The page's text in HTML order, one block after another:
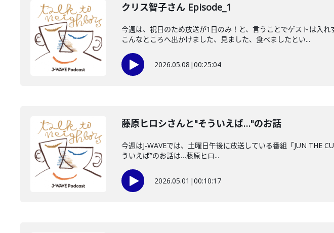
クリス智子さん Episode_1
今週は、祝日のため放送が1日のみ！と、言うことでゲストは入
こんなところへ出かけました、見ました、食べましたとい...
2026.05.08 |00:25:04
藤原ヒロシさんと"そういえば…"のお話
今週はJ-WAVEでは、土曜日午後に放送している番組「JUN THE
ういえば”のお話は…藤原ヒロ...
2026.05.01 |00:10:17